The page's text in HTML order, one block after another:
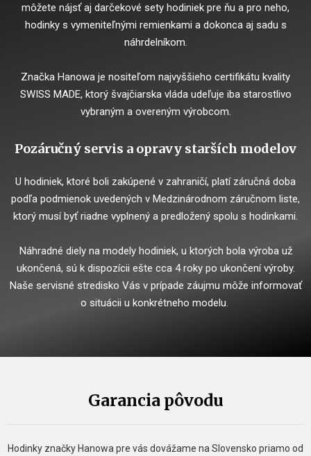
môžete nájsť aj darčekové sety hodiniek pre ňu a pro neho,
hodinky s vymeniteľnými remienkami a dokonca aj sadu s
náhrdelníkom.
Značka Hanowa je nositeľom najvyššieho certifikátu kvality
SWISS MADE, ktorý švajčiarska vláda udeľuje iba starostlivo
vybraným a overeným výrobcom.
Pozáručný servis a opravy starších modelov
U hodiniek, ktoré boli zakúpené v zahraničí, platí záručná doba
podľa podmienok uvedených v Medzinárodnom záručnom liste,
ktorý musí byť riadne vyplnený a predložený spolu s hodinkami.
Náhradné diely na modely hodiniek, u ktorých bola výroba už
ukončená, sú k dispozícii ešte cca 4 roky po ukončení výroby.
Naše servisné stredisko Vás v prípade záujmu môže informovať
o situácii u konkrétneho modelu.
Garancia pôvodu
Hodinky značky Hanowa pre vás dovážame na Slovensko priamo od